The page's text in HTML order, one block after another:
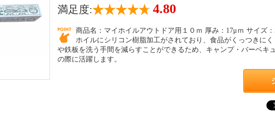
満足度: 4.80
商品名：マイホイルアウトドア用１０ｍ 厚み：17μｍ サイズ：
ホイルにシリコン樹脂加工がされており、食品がくっつきに
や鉄板を洗う手間を減らすことができるため、キャンプ・バーベキ
の際に活躍します。